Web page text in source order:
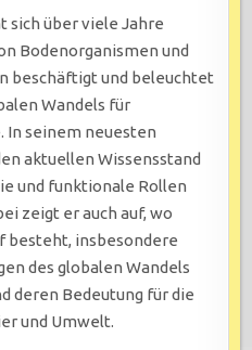
sich über viele Jahre
Bodenorganismen und
beschäftigt und beleuchtet
Wandels für
In seinem neuesten
aktuellen Wissensstand
und funktionale Rollen
zeigt er auch auf, wo
besteht, insbesondere
des globalen Wandels
deren Bedeutung für die
und Umwelt.